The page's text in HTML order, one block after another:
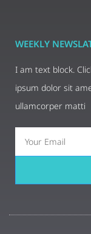
WEEKLY
I am text block.
ipsum dolor sit
ullamcorper matti